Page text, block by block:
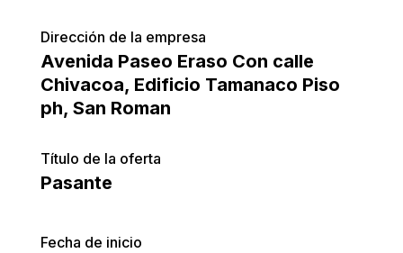
Dirección de la empresa
Avenida Paseo Eraso Con calle
Chivacoa, Edificio Tamanaco Piso
ph, San Roman
Título de la oferta
Pasante
Fecha de inicio